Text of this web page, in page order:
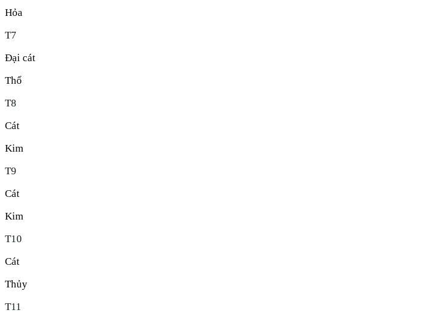
Hỏa
T7
Đại cát
Thổ
T8
Cát
Kim
T9
Cát
Kim
T10
Cát
Thủy
T11